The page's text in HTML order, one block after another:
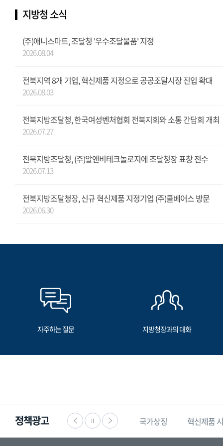
지방청 소식
(주)애니스마트, 조달청 '우수조달물품' 지정
2026.08.04
전북지역 8개 기업, 혁신제품 지정으로 공공조달시장 진입 확대
2026.08.03
전북지방조달청, 한국여성벤처협회 전북지회와 소통 간담회 개최
2026.07.27
전북지방조달청, (주)알앤비테크놀로지에 조달청장 표창 전수
2026.07.13
전북지방조달청장, 신규 혁신제품 지정기업 (주)쿨베어스 방문
2026.06.30
자주하는 질문 지방청장과의 대화
정책광고
익신고 찾기쉬운 생활법령정보 국가상징 혁신제품